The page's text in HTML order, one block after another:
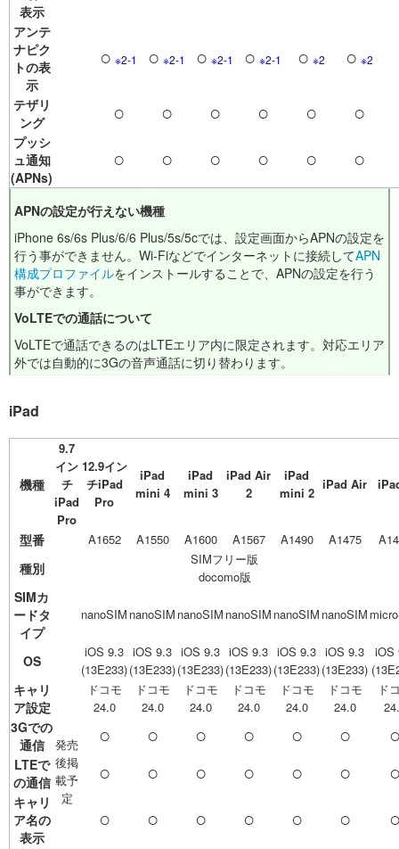
表示
アンテ
ナピク
トの表
示
○ ※2-1 ○ ※2-1 ○ ※2-1 ○ ※2-1 ○ ※2 ○ ※2
テザリ
ング
○ ○ ○ ○ ○ ○
プッシ
ュ通知
(APNs)
○ ○ ○ ○ ○ ○
APNの設定が行えない機種
iPhone 6s/6s Plus/6/6 Plus/5s/5cでは、設定画面からAPNの設定を
行う事ができません。Wi-Fiなどでインターネットに接続してAPN
構成プロファイルをインストールすることで、APNの設定を行う
事ができます。
VoLTEでの通話について
VoLTEで通話できるのはLTEエリア内に限定されます。対応エリア
外では自動的に3Gの音声通話に切り替わります。
iPad
機種
9.7
イン
チ
iPad
Pro
12.9イン
チiPad
Pro
iPad
mini 4
iPad
mini 3
iPad Air
2
iPad
mini 2
iPad Air
型番
発売
後掲
載予
定
A1652 A1550 A1600 A1567 A1490 A1475
種別
SIMフリー版
docomo版
SIMカ
ードタ
イプ
nanoSIM nanoSIM nanoSIM nanoSIM nanoSIM nanoSIM
OS
iOS 9.3
(13E233)
iOS 9.3
(13E233)
iOS 9.3
(13E233)
iOS 9.3
(13E233)
iOS 9.3
(13E233)
iOS 9.3
(13E233)
iOS
キャリ
ア設定
ドコモ
24.0
ドコモ
24.0
ドコモ
24.0
ドコモ
24.0
ドコモ
24.0
ドコモ
24.0
ド
3Gでの
通信
○ ○ ○ ○ ○ ○
LTEで
の通信
○ ○ ○ ○ ○ ○
キャリ
ア名の
表示
○ ○ ○ ○ ○ ○